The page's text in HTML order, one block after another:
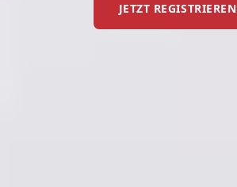
JETZT REGISTRIEREN